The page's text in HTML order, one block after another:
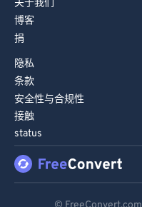
关于我们
博客
捐
隐私
条款
安全性与合规性
接触
status